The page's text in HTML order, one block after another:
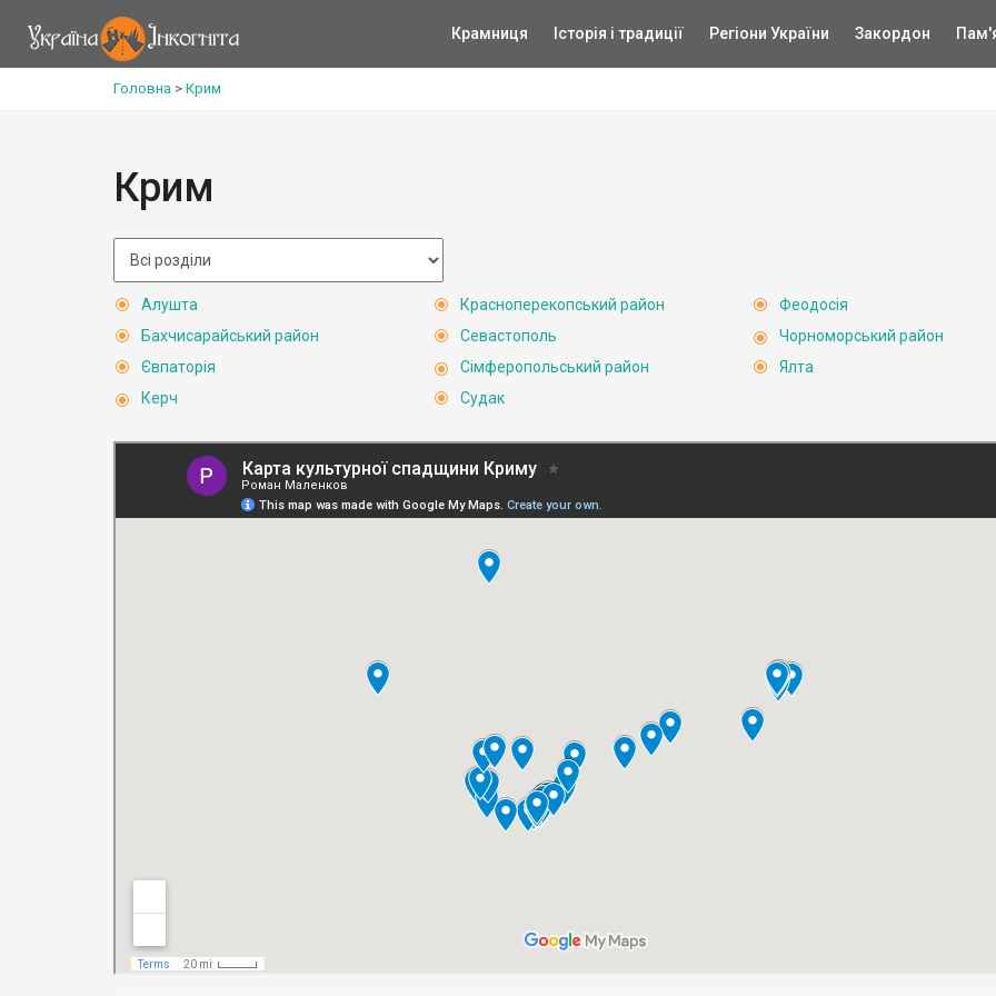
Крамниця Історія і традиції Регіони України Закордон
Головна > Крим
Крим
Алушта
Бахчисарайський район
Євпаторія
Керч
Красноперекопський район
Севастополь
Сімферопольський район
Судак
Феодосія
Чорноморський район
Ялта